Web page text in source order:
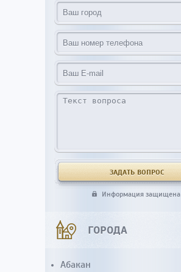
Информация защищена
ГОРОДА
Абакан